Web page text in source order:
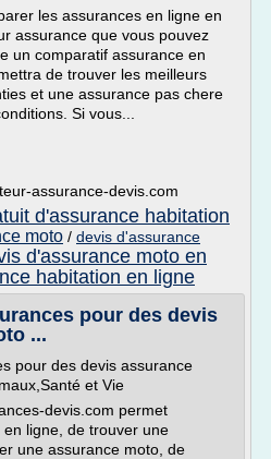
les assurances en ligne en
assurance que vous pouvez
un comparatif assurance en
de trouver les meilleurs
et une assurance pas chere
Si vous...
assurance-devis.com
d'assurance habitation
moto / devis d'assurance
d'assurance moto en
habitation en ligne
pour des devis
...
pour des devis assurance
et Vie
devis.com permet
ligne, de trouver une
une assurance moto, de